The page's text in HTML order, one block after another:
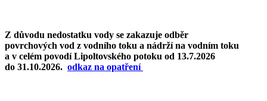
Z důvodu nedostatku vody se zakazuje odběr
povrchových vod z vodního toku a nádrží na vodním toku
a v celém povodí Lipoltovského potoku od 13.7.2026
do 31.10.2026. odkaz na opatření